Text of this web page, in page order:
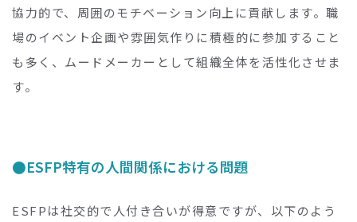
協力的で、周囲のモチベーション向上に貢献します。職
場のイベント企画や雰囲気作りに積極的に参加すること
も多く、ムードメーカーとして組織全体を活性化させま
す。
ESFP特有の人間関係における問題
ESFPは社交的で人付き合いが得意ですが、以下のよう